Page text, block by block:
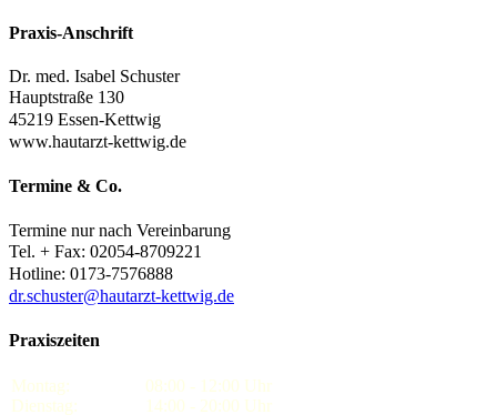
Praxis-Anschrift
Dr. med. Isabel Schuster
Hauptstraße 130
45219 Essen-Kettwig
www.hautarzt-kettwig.de
Termine & Co.
Termine nur nach Vereinbarung
Tel. + Fax: 02054-8709221
Hotline: 0173-7576888
dr.schuster@hautarzt-kettwig.de
Praxiszeiten
Montag:
Dienstag:
08:00 - 12:00 Uhr
14:00 - 20:00 Uhr